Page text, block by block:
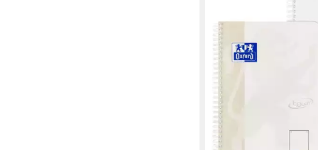
Collegeblock 1
Lin. punktkariert mit
B5
4,15 €
lieferbar - in 5-6